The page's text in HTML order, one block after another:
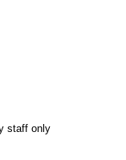
staff only